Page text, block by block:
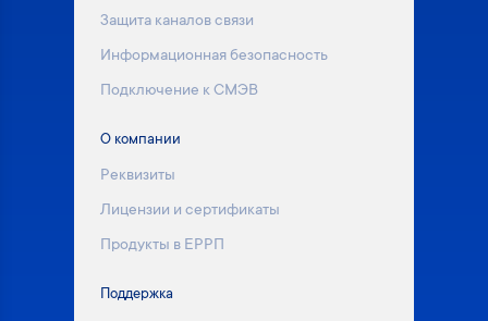
Защита каналов связи
Информационная безопасность
Подключение к СМЭВ
О компании
Реквизиты
Лицензии и сертификаты
Продукты в ЕРРП
Поддержка